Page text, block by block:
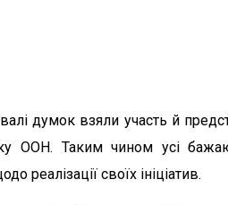
думок взяли участь й
ООН. Таким чином усі
реалізації своїх ініціатив.